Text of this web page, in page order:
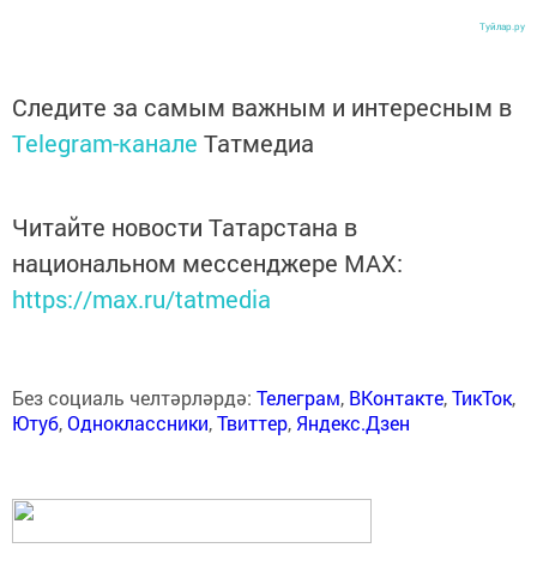
Туйлар.ру
Следите за самым важным и интересным в
Telegram-канале Татмедиа
Читайте новости Татарстана в
национальном мессенджере MАХ:
https://max.ru/tatmedia
Без социаль челтәрләрдә: Телеграм, ВКонтакте,ТикТок,
Ютуб,Одноклассники,Твиттер, Яндекс.Дзен